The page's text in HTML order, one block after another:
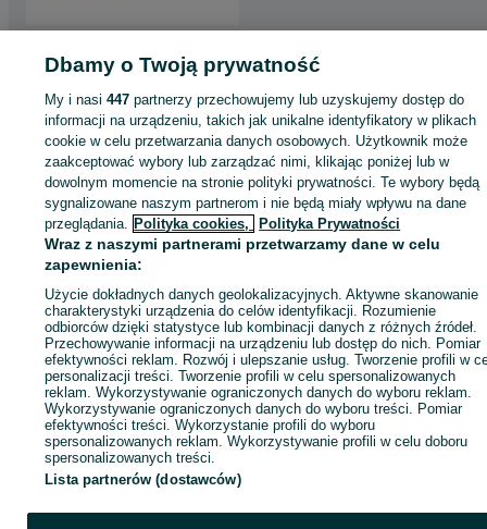
Strona główna Motoryzacja
Wyposażenie i akcesoria samochodowe
KATEGORIA
917195272 Wyświetlenia:
Zadzwoń / SMS Wyślij wiadomość
Dbamy o Twoją prywatność
My i nasi447 partnerzy przechowujemy lub uzyskujemy dostęp do
informacji na urządzeniu, takich jak unikalne identyfikatory w plikach
cookie w celu przetwarzania danych osobowych. Użytkownik może
zaakceptować wybory lub zarządzać nimi, klikając poniżej lub w
dowolnym momencie na stronie polityki prywatności. Te wybory będą
sygnalizowane naszym partnerom i nie będą miały wpływu na dane
przeglądania. Polityka cookies, Polityka Prywatności
Wraz z naszymi partnerami przetwarzamy dane w celu
zapewnienia:
Użycie dokładnych danych geolokalizacyjnych. Aktywne skanowanie
charakterystyki urządzenia do celów identyfikacji. Rozumienie
odbiorców dzięki statystyce lub kombinacji danych z różnych źródeł.
Przechowywanie informacji na urządzeniu lub dostęp do nich. Pomiar
efektywności reklam. Rozwój i ulepszanie usług. Tworzenie profili w
personalizacji treści. Tworzenie profili w celu spersonalizowanych
reklam. Wykorzystywanie ograniczonych danych do wyboru reklam.
Wykorzystywanie ograniczonych danych do wyboru treści. Pomiar
efektywności treści. Wykorzystanie profili do wyboru
spersonalizowanych reklam. Wykorzystywanie profili w celu doboru
spersonalizowanych treści.
Lista partnerów (dostawców)